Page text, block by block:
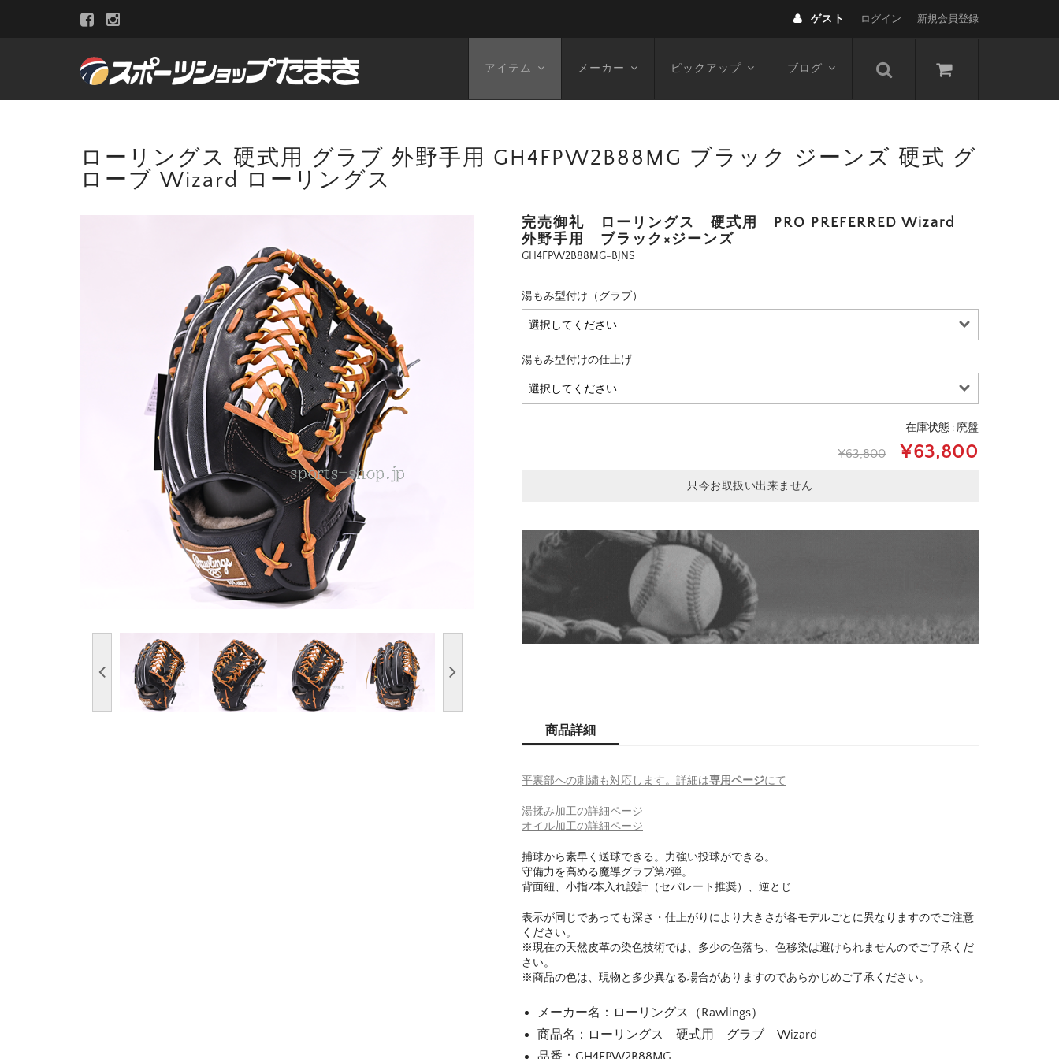
ゲスト ログイン 新規会員登録
アイテム メーカー ピックアップ ブログ
ローリングス 硬式用 グラブ 外野手用 GH4FPW2B88MG ブラック ジーンズ 硬式 グ
ローブ Wizard ローリングス
完売御礼 ローリングス 硬式用 PRO PREFERRED Wizard
外野手用 ブラック×ジーンズ
GH4FPW2B88MG-BJNS
湯もみ型付け（グラブ）
湯もみ型付けの仕上げ
在庫状態 : 廃盤
¥63,800 ¥63,800
只今お取扱い出来ません
商品詳細
平裏部への刺繍も対応します。詳細は専用ページにて
湯揉み加工の詳細ページ
オイル加工の詳細ページ
捕球から素早く送球できる。力強い投球ができる。
守備力を高める魔導グラブ第2弾。
背面紐、小指2本入れ設計（セパレート推奨）、逆とじ
表示が同じであっても深さ・仕上がりにより大きさが各モデルごとに異なりますのでご注意
ください。
※現在の天然皮革の染色技術では、多少の色落ち、色移染は避けられませんのでご了承くだ
さい。
※商品の色は、現物と多少異なる場合がありますのであらかじめご了承ください。
メーカー名：ローリングス（Rawlings）
商品名：ローリングス 硬式用 グラブ Wizard